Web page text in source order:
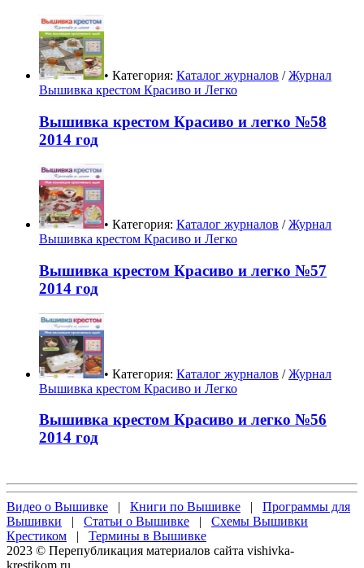
• Категория: Каталог журналов /Журнал
Вышивка крестом Красиво и Легко
Вышивка крестом Красиво и легко №58
2014 год
• Категория: Каталог журналов /Журнал
Вышивка крестом Красиво и Легко
Вышивка крестом Красиво и легко №57
2014 год
• Категория: Каталог журналов /Журнал
Вышивка крестом Красиво и Легко
Вышивка крестом Красиво и легко №56
2014 год
Видео о Вышивке | Книги по Вышивке | Программы для
Вышивки | Статьи о Вышивке | Схемы Вышивки
Крестиком | Термины в Вышивке
2023 © Перепубликация материалов сайта vishivka-